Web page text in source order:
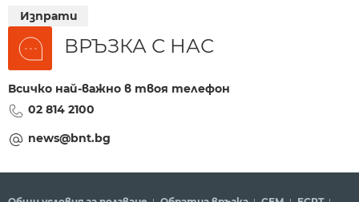
Изпрати
ВРЪЗКА С НАС
Всичко най-важно в твоя телефон
02 814 2100
news@bnt.bg